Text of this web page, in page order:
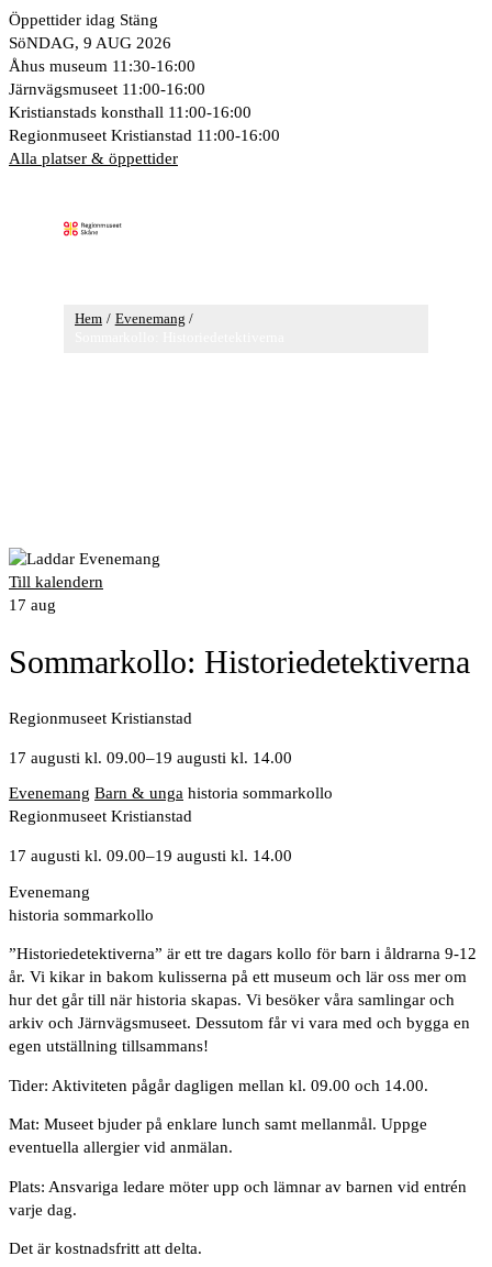
Hoppa
till
innehåll
Öppettider idag Stäng
SöNDAG, 9 AUG 2026
Åhus museum 11:30-16:00
Järnvägsmuseet 11:00-16:00
Kristianstads konsthall 11:00-16:00
Regionmuseet Kristianstad 11:00-16:00
Alla platser & öppettider
Hem
Evenemang
Till kalendern
17 aug
Sommarkollo: Historiedetektiverna
Regionmuseet Kristianstad
17 augusti kl. 09.00–19 augusti kl. 14.00
Evenemang Barn & unga historia sommarkollo
Regionmuseet Kristianstad
17 augusti kl. 09.00–19 augusti kl. 14.00
Evenemang
historia sommarkollo
”Historiedetektiverna” är ett tre dagars kollo för barn i åldrarna 9-12
år. Vi kikar in bakom kulisserna på ett museum och lär oss mer om
hur det går till när historia skapas. Vi besöker våra samlingar och
arkiv och Järnvägsmuseet. Dessutom får vi vara med och bygga en
egen utställning tillsammans!
Tider: Aktiviteten pågår dagligen mellan kl. 09.00 och 14.00.
Mat: Museet bjuder på enklare lunch samt mellanmål. Uppge
eventuella allergier vid anmälan.
Plats: Ansvariga ledare möter upp och lämnar av barnen vid entrén
varje dag.
Det är kostnadsfritt att delta.